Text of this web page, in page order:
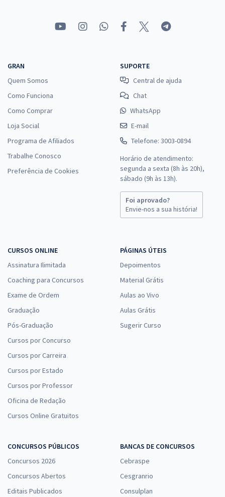
GRAN
Quem Somos
Como Funciona
Como Comprar
Loja Social
Programa de Afiliados
Trabalhe Conosco
Preferência de Cookies
SUPORTE
Central de ajuda
Chat
WhatsApp
E-mail
Telefone: 3003-0894
Horário de atendimento:
segunda a sexta (8h às 20h),
sábado (9h às 13h).
Foi aprovado?
Envie-nos a sua história!
CURSOS ONLINE
Assinatura Ilimitada
Coaching para Concursos
Exame de Ordem
Graduação
Pós-Graduação
Cursos por Concurso
Cursos por Carreira
Cursos por Estado
Cursos por Professor
Oficina de Redação
Cursos Online Gratuitos
PÁGINAS ÚTEIS
Depoimentos
Material Grátis
Aulas ao Vivo
Aulas Grátis
Sugerir Curso
CONCURSOS PÚBLICOS
Concursos 2026
Concursos Abertos
Editais Publicados
BANCAS DE CONCURSOS
Cebraspe
Cesgranrio
Consulplan